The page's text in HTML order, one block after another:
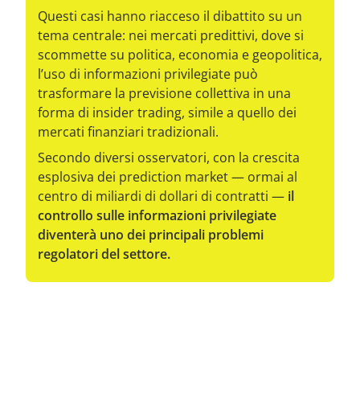
Questi casi hanno riacceso il dibattito su un
tema centrale: nei mercati predittivi, dove si
scommette su politica, economia e geopolitica,
l’uso di informazioni privilegiate può
trasformare la previsione collettiva in una
forma di insider trading, simile a quello dei
mercati finanziari tradizionali.
Secondo diversi osservatori, con la crescita
esplosiva dei prediction market — ormai al
centro di miliardi di dollari di contratti — il
controllo sulle informazioni privilegiate
diventerà uno dei principali problemi
regolatori del settore.